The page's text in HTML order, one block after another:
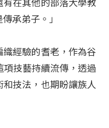
在其他的部落大學教
承弟子。」
經驗的耆老，作為谷
技藝持續流傳，透過
技法，也期盼讓族人